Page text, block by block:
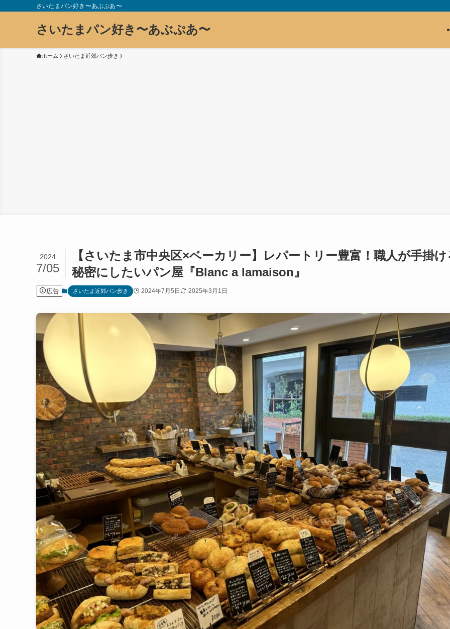
さいたまパン好き〜あぶぷあ〜
さいたまパン好き〜あぶぷあ〜
ホーム さいたま近郊パン歩き
【さいたま市中央区×ベーカリー】レパートリー豊富！職人が手掛け
秘密にしたいパン屋『Blanc a lamaison』
2024
7/05
広告 さいたま近郊パン歩き 2024年7月5日 2025年3月1日